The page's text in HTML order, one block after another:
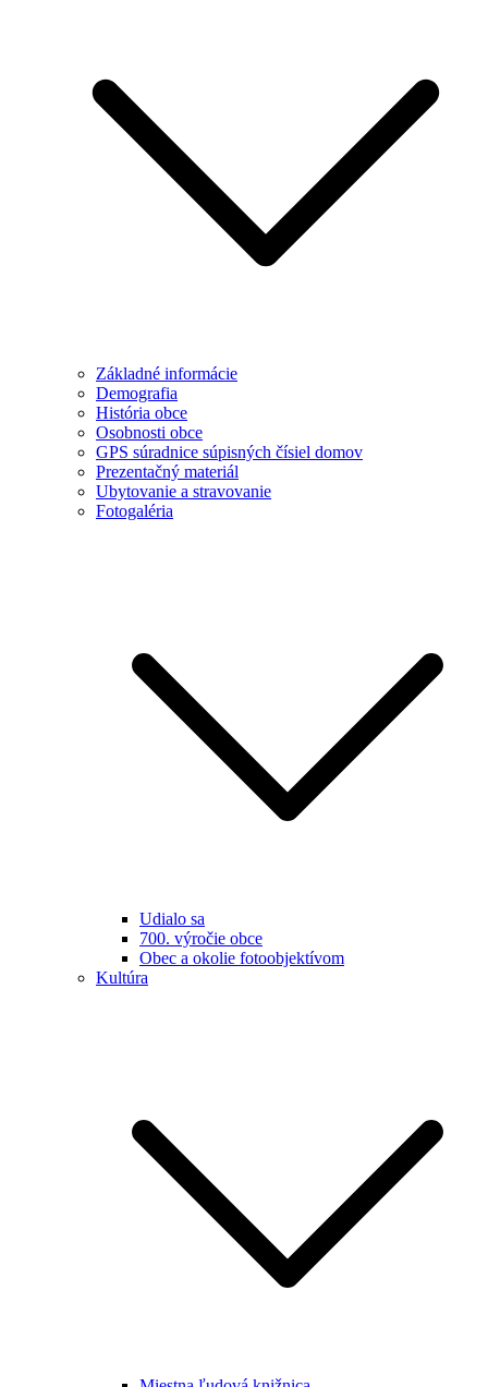
Základné informácie
Demografia
História obce
Osobnosti obce
GPS súradnice súpisných čísiel domov
Prezentačný materiál
Ubytovanie a stravovanie
Fotogaléria
Udialo sa
700. výročie obce
Obec a okolie fotoobjektívom
Kultúra